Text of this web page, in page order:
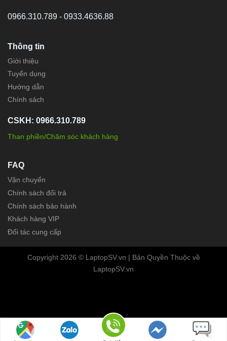
0966.310.789 - 0933.4636.88
Thông tin
Giới thiệu
Tuyển dụng
Hướng dẫn
Chính sách
CSKH: 0966.310.789
Than phiền/Chăm sóc khách hàng
FAQ
Vận chuyển
Chính sách đổi trả
Chính sách bảo hành
Khách hàng VIP
Đối tác cung cấp
Copyright 2026 © LaptopSV.vn | Bản Quyền Thuộc về
LaptopSV.vn